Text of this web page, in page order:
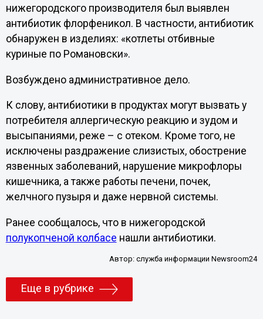
нижегородского производителя был выявлен
антибиотик флорфеникол. В частности, антибиотик
обнаружен в изделиях: «котлеты отбивные
куриные по Романовски».
Возбуждено административное дело.
К слову, антибиотики в продуктах могут вызвать у
потребителя аллергическую реакцию и зудом и
высыпаниями, реже – с отеком. Кроме того, не
исключены раздражение слизистых, обострение
язвенных заболеваний, нарушение микрофлоры
кишечника, а также работы печени, почек,
желчного пузыря и даже нервной системы.
Ранее сообщалось, что в нижегородской
полукопченой колбасе нашли антибиотики.
Автор:служба информации Newsroom24
Еще в рубрике